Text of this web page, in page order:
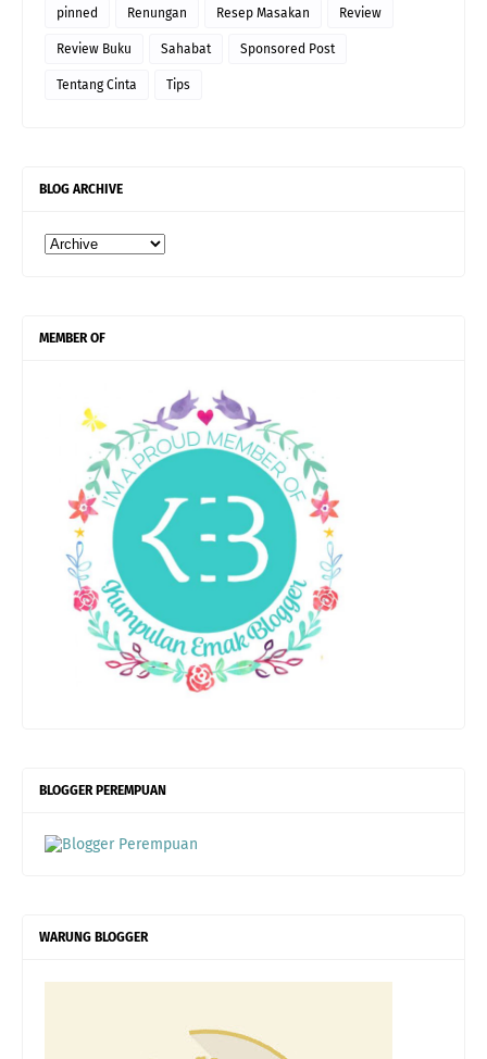
pinned Renungan Resep Masakan Review
Review Buku Sahabat Sponsored Post
Tentang Cinta Tips
BLOG ARCHIVE
MEMBER OF
BLOGGER PEREMPUAN
WARUNG BLOGGER